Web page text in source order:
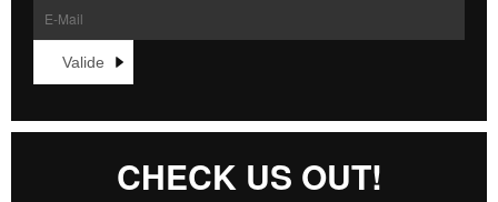
CHECK US OUT!